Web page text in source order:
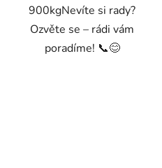
900kgNevíte si rady?
Ozvěte se – rádi vám
poradíme! 📞😊